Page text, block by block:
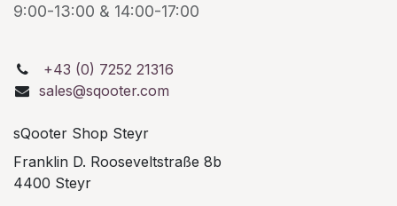
9:00-13:00 & 14:00-17:00
+43 (0) 7252 21316
sales@sqooter.com
sQooter Shop Steyr
Franklin D. Rooseveltstraße 8b
4400 Steyr